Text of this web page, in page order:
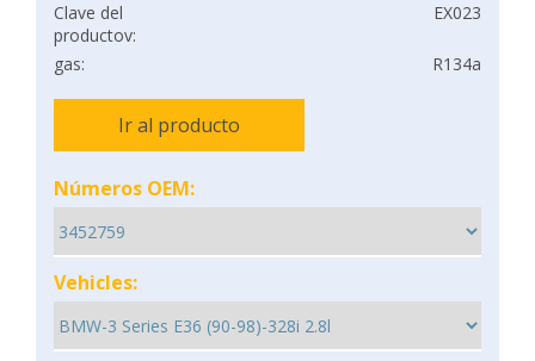
Clave del
productov:
EX023
gas: R134a
Ir al producto
Números OEM:
Vehicles: